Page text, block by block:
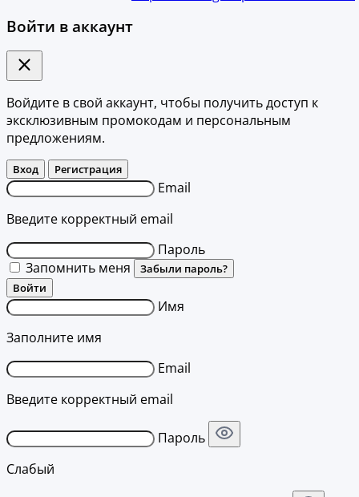
Войти в аккаунт
Войдите в свой аккаунт, чтобы получить доступ к
эксклюзивным промокодам и персональным
предложениям.
Вход Регистрация
Email
Введите корректный email
Пароль
Запомнить меня
Забыли пароль?
Войти
Имя
Заполните имя
Email
Введите корректный email
Пароль
Слабый